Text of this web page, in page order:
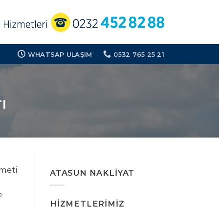
WHATSAP ULAŞIM 0532 765 25 21
ATASUN NAKLIYAT
HIZMETLERIMIZ